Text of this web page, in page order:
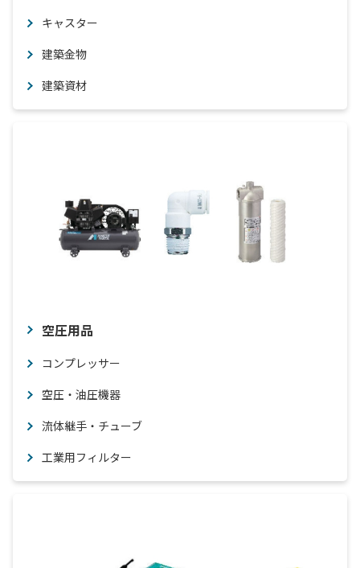
キャスター
建築金物
建築資材
空圧用品
コンプレッサー
空圧・油圧機器
流体継手・チューブ
工業用フィルター